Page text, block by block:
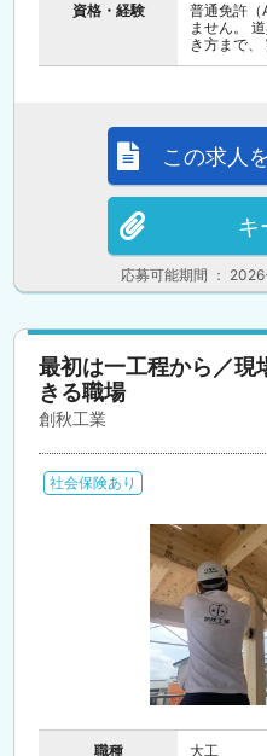
資格・経験
普通免許（
ません。
き方まで、
応募可能期間 ：
この求人
キ
最初は一工程から／現
きる職場
創秋工業
社会保険あり
職種 大工